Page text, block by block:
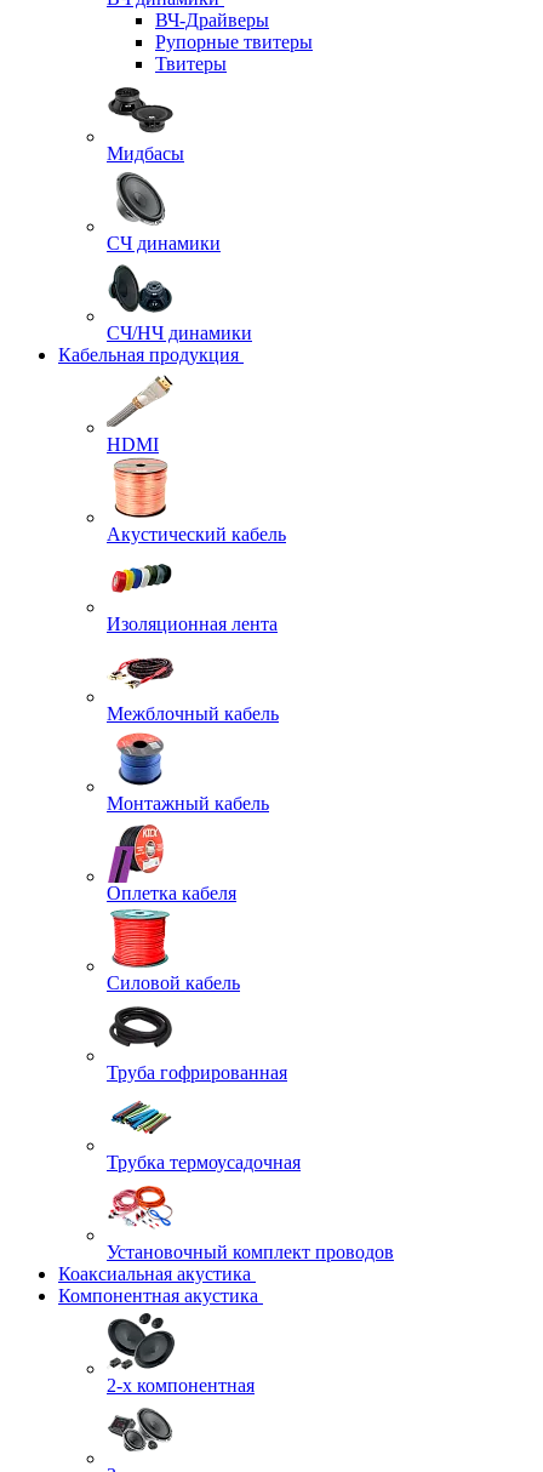
ВЧ-Драйверы
Рупорные твитеры
Твитеры
Мидбасы
СЧ динамики
СЧ/НЧ динамики
Кабельная продукция
HDMI
Акустический кабель
Изоляционная лента
Межблочный кабель
Монтажный кабель
Оплетка кабеля
Силовой кабель
Труба гофрированная
Трубка термоусадочная
Установочный комплект проводов
Коаксиальная акустика
Компонентная акустика
2-х компонентная